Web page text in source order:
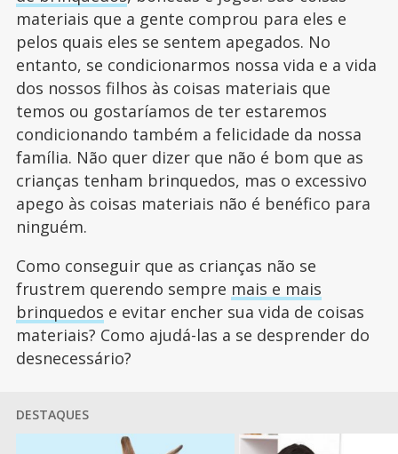
materiais que a gente comprou para eles e
pelos quais eles se sentem apegados. No
entanto, se condicionarmos nossa vida e a vida
dos nossos filhos às coisas materiais que
temos ou gostaríamos de ter estaremos
condicionando também a felicidade da nossa
família. Não quer dizer que não é bom que as
crianças tenham brinquedos, mas o excessivo
apego às coisas materiais não é benéfico para
ninguém.
Como conseguir que as crianças não se
frustrem querendo sempre mais e mais
brinquedos e evitar encher sua vida de coisas
materiais? Como ajudá-las a se desprender do
desnecessário?
DESTAQUES